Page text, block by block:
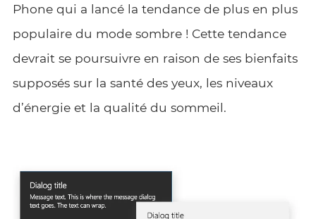
Phone qui a lancé la tendance de plus en plus
populaire du mode sombre ! Cette tendance
devrait se poursuivre en raison de ses bienfaits
supposés sur la santé des yeux, les niveaux
d’énergie et la qualité du sommeil.